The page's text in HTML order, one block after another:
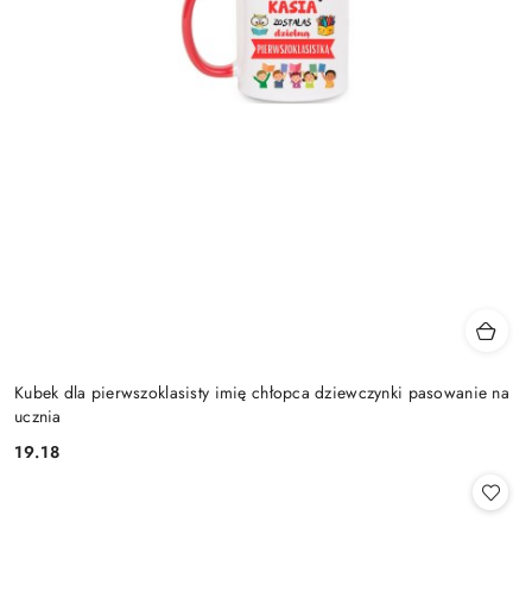
Kubek dla pierwszoklasisty imię chłopca dziewczynki pasowanie na
ucznia
Cena:
19.18